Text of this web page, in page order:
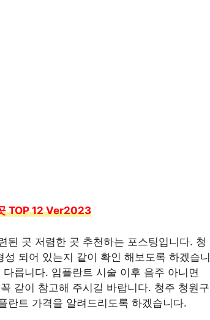
TOP 12 Ver2023
된 곳 저렴한 곳 추천하는 포스팅입니다. 청
되어 있는지 같이 확인 해보도록 하겠습니
릅니다. 임플란트 시술 이후 음주 아니면
같이 참고해 주시길 바랍니다. 청주 청원구
란트 가격을 알려드리도록 하겠습니다.